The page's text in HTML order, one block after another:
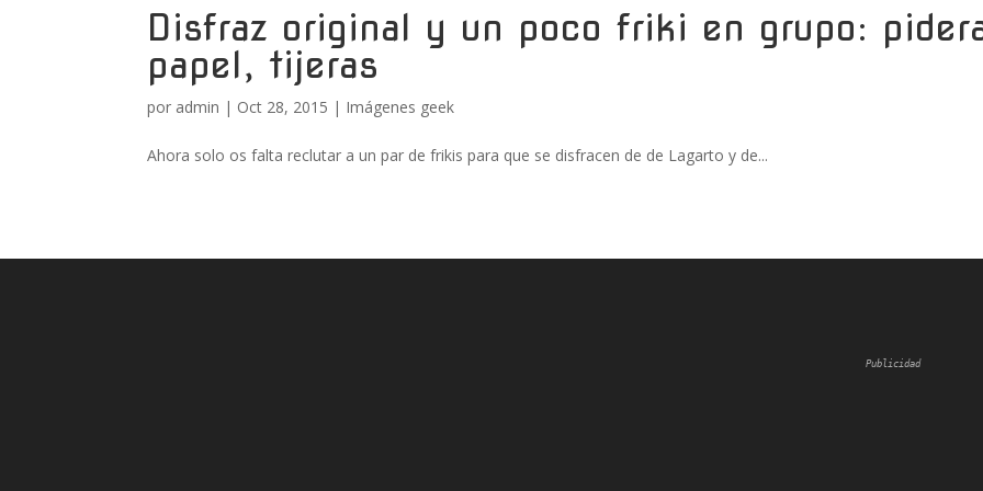
Disfraz original y un poco friki en grupo:
papel, tijeras
por admin | Oct 28, 2015 | Imágenes geek
Ahora solo os falta reclutar a un par de frikis para que se disfracen de de Lagarto y de...
Publicidad